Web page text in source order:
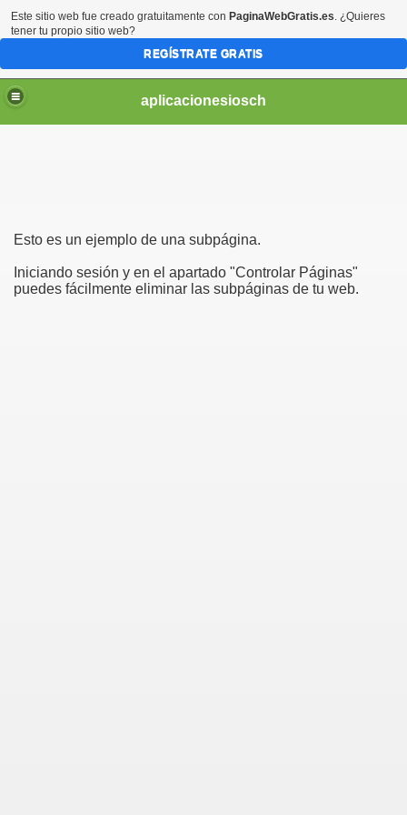
aplicacionesiosch
Esto es un ejemplo de una subpágina.
Iniciando sesión y en el apartado "Controlar Páginas"
puedes fácilmente eliminar las subpáginas de tu web.
Este sitio web fue creado gratuitamente con PaginaWebGratis.es. ¿Quieres
tener tu propio sitio web?
REGÍSTRATE GRATIS